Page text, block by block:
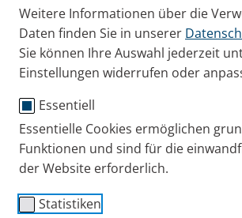
Weitere Informationen über die
Daten finden Sie in unserer
Sie können Ihre Auswahl jederzeit
Einstellungen widerrufen oder
Essentiell
Essentielle Cookies ermöglichen
Funktionen und sind für die
der Website erforderlich.
Statistiken
Publiziert
Di. 07. April 2026
COPD Experten-Interviews Tipps +